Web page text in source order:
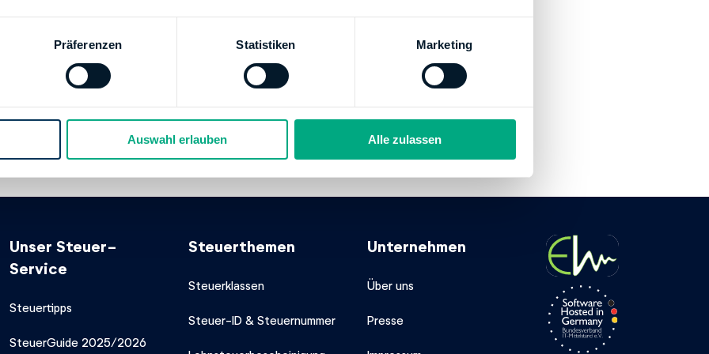
Präferenzen Statistiken Marketing
Auswahl erlauben Alle zulassen
Unser Steuer-
Service
Steuertipps
SteuerGuide 2025/2026
Steuerthemen
Steuerklassen
Steuer-ID & Steuernummer
Unternehmen
Über uns
Presse